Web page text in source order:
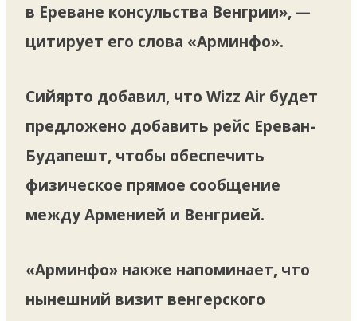
в Ереване консульства Венгрии», —
цитирует его слова «Арминфо».
Сийярто добавил, что Wizz Air будет
предложено добавить рейс Ереван-
Будапешт, чтобы обеспечить
физическое прямое сообщение
между Арменией и Венгрией.
«Арминфо» накже напоминает, что
нынешний визит венгерского